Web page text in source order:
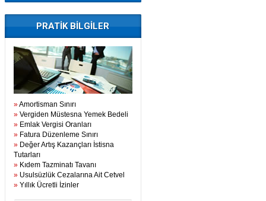
PRATİK BİLGİLER
»Amortisman Sınırı
» Vergiden Müstesna Yemek Bedeli
» Emlak Vergisi Oranları
» Fatura Düzenleme Sınırı
» Değer Artış Kazançları İstisna
Tutarları
» Kıdem Tazminatı Tavanı
» Usulsüzlük Cezalarına Ait Cetvel
» Yıllık Ücretli İzinler